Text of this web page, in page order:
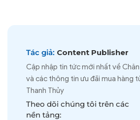
Tác giả: Content Publisher
Cập nhập tin tức mới nhất về
và các thông tin ưu đãi mua hàng
Thanh Thủy
Theo dõi chúng tôi trên các
nền tảng: